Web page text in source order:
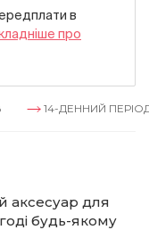
в
про
14-ДЕННИЙ ПЕРІОД
аксесуар для
будь-якому